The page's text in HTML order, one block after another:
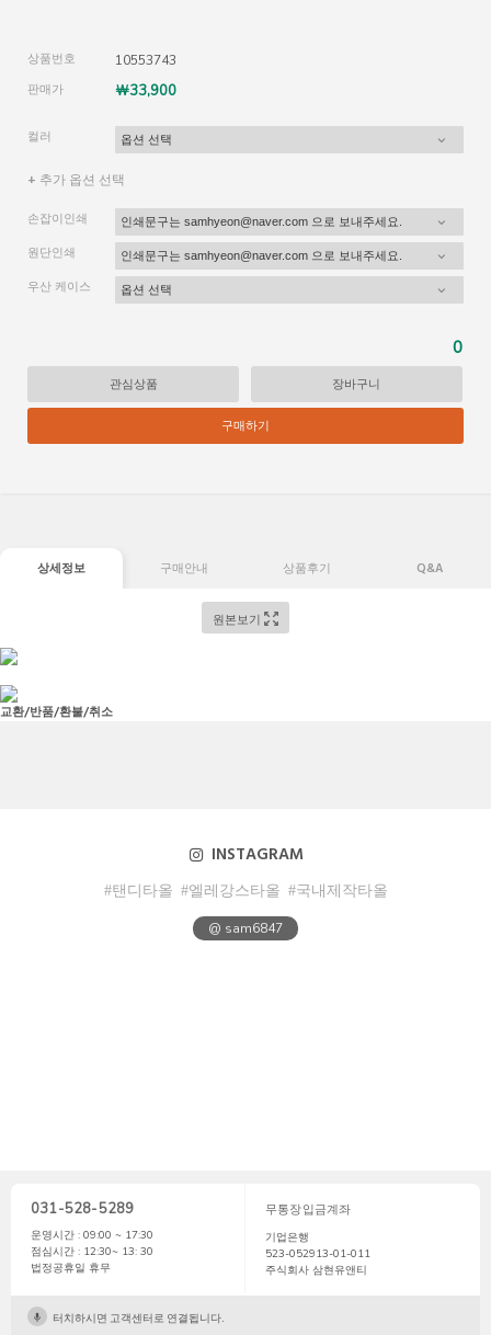
상품번호 10553743
판매가 ￦33,900
컬러
+ 추가 옵션 선택
손잡이인쇄
원단인쇄
우산 케이스
0
관심상품 장바구니
구매하기
상세정보 구매안내 상품후기 Q&A
원본보기
교환/반품/환불/취소
INSTAGRAM
#탠디타올 #엘레강스타올 #국내제작타올
@ sam6847
031-528-5289
운영시간 : 09:00 ~ 17:30
점심시간 : 12:30~ 13: 30
법정공휴일 휴무
무통장입금계좌
기업은행
523-052913-01-011
주식회사 삼현유앤티
터치하시면 고객센터로 연결됩니다.